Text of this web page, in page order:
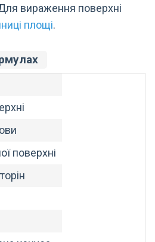
вираження поверхні
площі.
поверхні